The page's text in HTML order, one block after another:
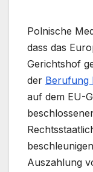
Polnische
dass das
Gerichtshof
der Berufung
auf dem EU-
Auszahlung